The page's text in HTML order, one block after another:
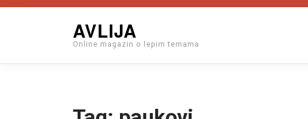
AVLIJA
Online magazin o lepim temama